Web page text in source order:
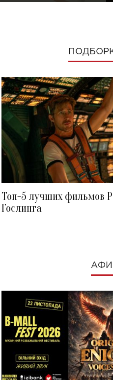
Топ-5 лучших фильмов
Гослинга